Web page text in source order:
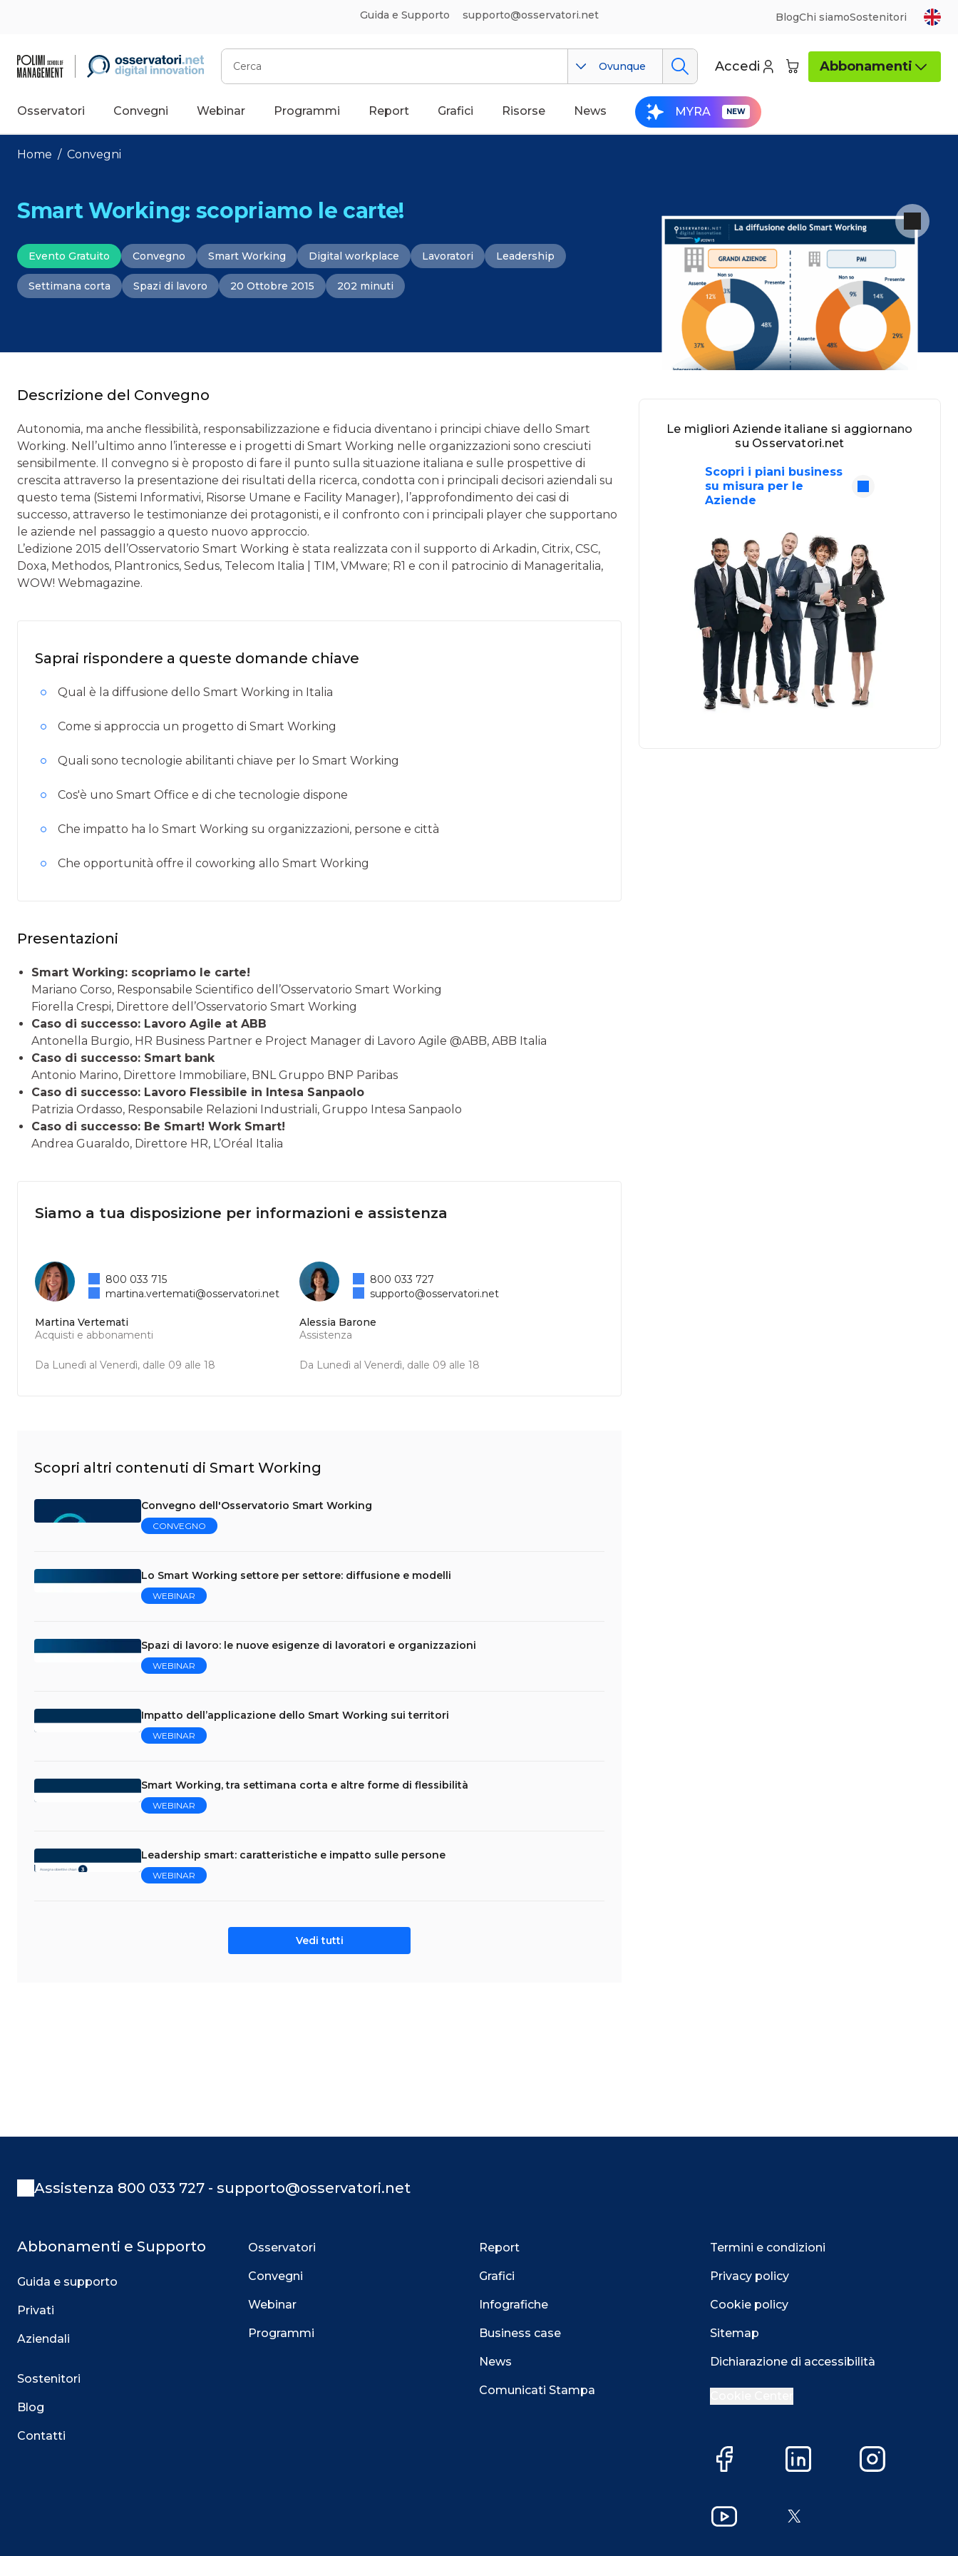
Guida e Supporto supporto@osservatori.net BlogChi siamoSostenitori
Cerca
Ovunque Accedi Abbonamenti
Osservatori Convegni Webinar Programmi Report Grafici Risorse News MYRA
Home / Convegni
Smart Working: scopriamo le carte!
Evento Gratuito Convegno Smart Working Digital workplace Lavoratori Leadership
Settimana corta Spazi di lavoro 20 Ottobre 2015 202 minuti
Descrizione del Convegno
Autonomia, ma anche flessibilità, responsabilizzazione e fiducia diventano i principi chiave dello Smart
Working. Nell’ultimo anno l’interesse e i progetti di Smart Working nelle organizzazioni sono cresciuti
sensibilmente. Il convegno si è proposto di fare il punto sulla situazione italiana e sulle prospettive di
crescita attraverso la presentazione dei risultati della ricerca, condotta con i principali decisori aziendali su
questo tema (Sistemi Informativi, Risorse Umane e Facility Manager), l’approfondimento dei casi di
successo, attraverso le testimonianze dei protagonisti, e il confronto con i principali player che supportano
le aziende nel passaggio a questo nuovo approccio.
L’edizione 2015 dell’Osservatorio Smart Working è stata realizzata con il supporto di Arkadin, Citrix, CSC,
Doxa, Methodos, Plantronics, Sedus, Telecom Italia | TIM, VMware; R1 e con il patrocinio di Manageritalia,
WOW! Webmagazine.
Saprai rispondere a queste domande chiave
Qual è la diffusione dello Smart Working in Italia
Come si approccia un progetto di Smart Working
Quali sono tecnologie abilitanti chiave per lo Smart Working
Cos'è uno Smart Office e di che tecnologie dispone
Che impatto ha lo Smart Working su organizzazioni, persone e città
Che opportunità offre il coworking allo Smart Working
Presentazioni
Smart Working: scopriamo le carte!
Mariano Corso, Responsabile Scientifico dell’Osservatorio Smart Working
Fiorella Crespi, Direttore dell’Osservatorio Smart Working
Caso di successo: Lavoro Agile at ABB
Antonella Burgio, HR Business Partner e Project Manager di Lavoro Agile @ABB, ABB Italia
Caso di successo: Smart bank
Antonio Marino, Direttore Immobiliare, BNL Gruppo BNP Paribas
Caso di successo: Lavoro Flessibile in Intesa Sanpaolo
Patrizia Ordasso, Responsabile Relazioni Industriali, Gruppo Intesa Sanpaolo
Caso di successo: Be Smart! Work Smart!
Andrea Guaraldo, Direttore HR, L’Oréal Italia
Siamo a tua disposizione per informazioni e assistenza
Martina Vertemati
Acquisti e abbonamenti
Da Lunedì al Venerdì, dalle 09 alle 18
800 033 715
martina.vertemati@osservatori.net
Alessia Barone
Assistenza
Da Lunedì al Venerdì, dalle 09 alle 18
800 033 727
supporto@osservatori.net
Scopri altri contenuti di Smart Working
Convegno dell'Osservatorio Smart Working
CONVEGNO
Lo Smart Working settore per settore: diffusione e modelli
WEBINAR
Spazi di lavoro: le nuove esigenze di lavoratori e organizzazioni
WEBINAR
Impatto dell’applicazione dello Smart Working sui territori
WEBINAR
Smart Working, tra settimana corta e altre forme di flessibilità
WEBINAR
Leadership smart: caratteristiche e impatto sulle persone
WEBINAR
Vedi tutti
Le migliori Aziende italiane si aggiornano
su Osservatori.net
Scopri i piani business
su misura per le
Aziende
Assistenza 800 033 727 - supporto@osservatori.net
Abbonamenti e Supporto
Guida e supporto
Privati
Aziendali
Sostenitori
Blog
Contatti
Osservatori
Convegni
Webinar
Programmi
Report
Grafici
Infografiche
Business case
News
Comunicati Stampa
Termini e condizioni
Privacy policy
Cookie policy
Sitemap
Dichiarazione di accessibilità
Facebook LinkedIn Instagram
YouTube X
Accetta Più opzioni